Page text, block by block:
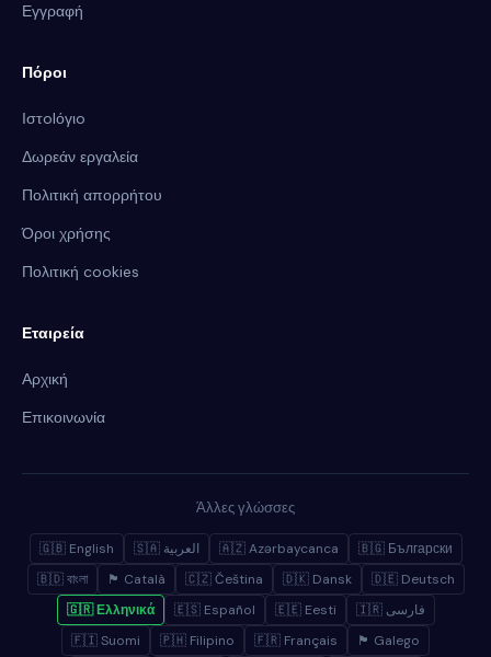
Εγγραφή
Πόροι
Ιστolόγιo
Δωρεάν εργαλεία
Πολιτική απορρήτου
Όροι χρήσης
Πολιτική cookies
Εταιρεία
Αρχική
Επικοινωνία
Άλλες γλώσσες
🇬🇧 English 🇸🇦 العربية 🇦🇿 Azərbaycanca
🇧🇬 Български
🇧🇩 বাংলা
🏴 Català 🇨🇿 Čeština 🇩🇰 Dansk
🇩🇪 Deutsch
🇬🇷 Ελληνικά
🇪🇸 Español 🇪🇪 Eesti
🇮🇷 فارسی
🇫🇮 Suomi
🇵🇭 Filipino 🇫🇷 Français 🏴 Galego